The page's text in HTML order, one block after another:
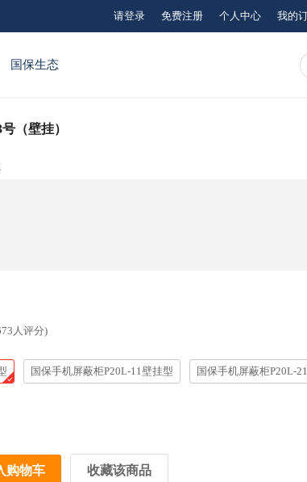
请登录 免费注册 个人中心 我的
国保生态
（壁挂）
人评分)
国保手机屏蔽柜P20L-11壁挂型 国保手机屏蔽柜P20L-
购物车 收藏该商品